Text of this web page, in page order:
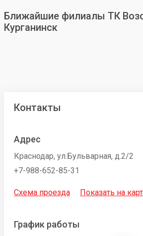
Ближайшие филиалы ТК
Курганинск
Контакты
Адрес
Краснодар, ул.Бульварная, д.2/2
+7-988-652-85-31
Схема проезда Показать на
График работы